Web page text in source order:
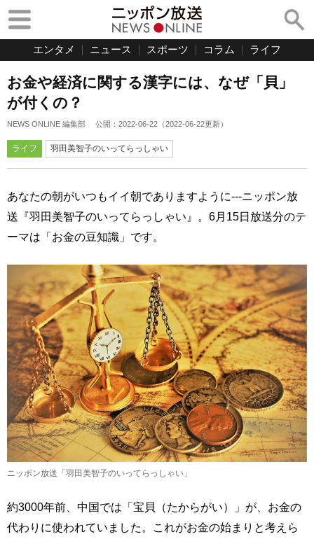
エンタメ ニュース スポーツ コラム ライフ
お金や経済に関する漢字には、なぜ「貝」
が付くの？
NEWS ONLINE 編集部 公開： 2022-06-22 （2022-06-22更新）
ライフ 羽田美智子のいってらっしゃい
あなたの朝がいつもイイ朝でありますように---ニッポン放
送『羽田美智子のいってらっしゃい』。6月15日放送分のテ
ーマは「お金の豆知識」です。
ニッポン放送「羽田美智子のいってらっしゃい」
約3000年前、中国では「宝貝（たからがい）」が、お金の
代わりに使われていました。これがお金の始まりと考えら